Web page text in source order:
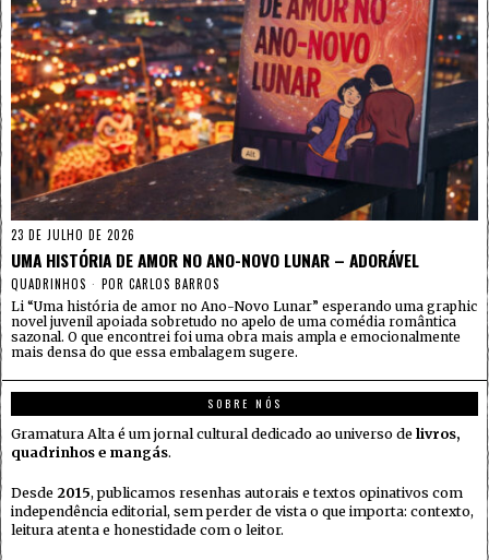
23 DE JULHO DE 2026
UMA HISTÓRIA DE AMOR NO ANO-NOVO LUNAR – ADORÁVEL
QUADRINHOS POR CARLOS BARROS
Li “Uma história de amor no Ano-Novo Lunar” esperando uma graphic
novel juvenil apoiada sobretudo no apelo de uma comédia romântica
sazonal. O que encontrei foi uma obra mais ampla e emocionalmente
mais densa do que essa embalagem sugere.
SOBRE NÓS
Gramatura Alta é um jornal cultural dedicado ao universo de livros,
quadrinhos e mangás.
Desde 2015, publicamos resenhas autorais e textos opinativos com
independência editorial, sem perder de vista o que importa: contexto,
leitura atenta e honestidade com o leitor.